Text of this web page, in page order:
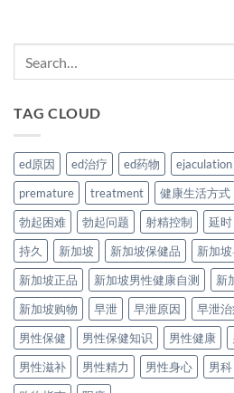
TAG CLOUD
ed原因 ed治疗 ed药物 ejaculation
premature
treatment 健康生活方式
勃起困难
勃起问题 射精控制 延时
持久
新加坡 新加坡保健品 新加
新加坡正品
新加坡男性健康自测 新
新加坡购物
早泄 早泄原因 早泄治
男性保健
男性保健知识 男性健康
男性滋补
男性精力 男性身心 男科